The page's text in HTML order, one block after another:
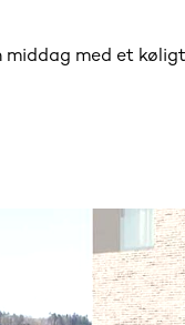
med et